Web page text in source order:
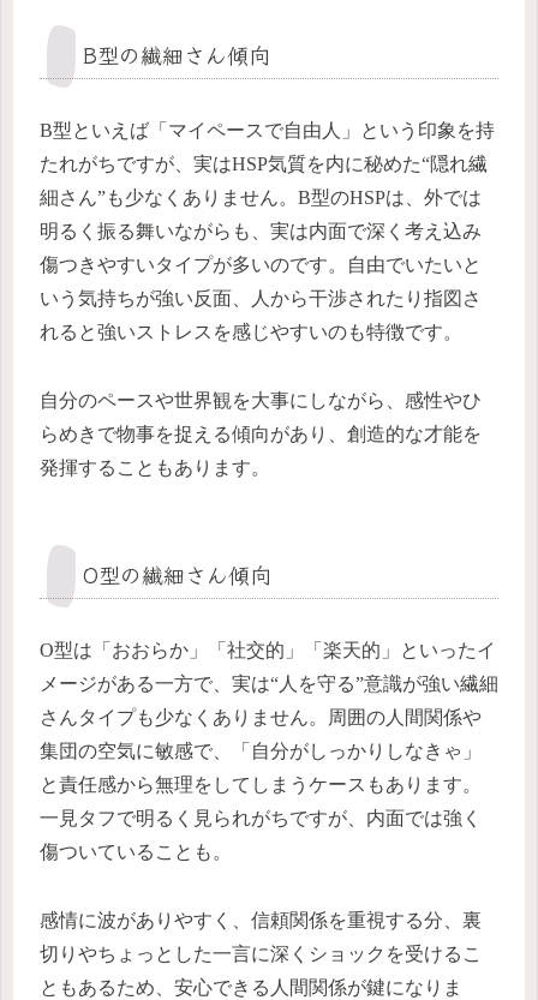
B型の繊細さん傾向
B型といえば「マイペースで自由人」という印象を持
たれがちですが、実はHSP気質を内に秘めた“隠れ繊
細さん”も少なくありません。B型のHSPは、外では
明るく振る舞いながらも、実は内面で深く考え込み
傷つきやすいタイプが多いのです。自由でいたいと
いう気持ちが強い反面、人から干渉されたり指図さ
れると強いストレスを感じやすいのも特徴です。
自分のペースや世界観を大事にしながら、感性やひ
らめきで物事を捉える傾向があり、創造的な才能を
発揮することもあります。
O型の繊細さん傾向
O型は「おおらか」「社交的」「楽天的」といったイ
メージがある一方で、実は“人を守る”意識が強い繊細
さんタイプも少なくありません。周囲の人間関係や
集団の空気に敏感で、「自分がしっかりしなきゃ」
と責任感から無理をしてしまうケースもあります。
一見タフで明るく見られがちですが、内面では強く
傷ついていることも。
感情に波がありやすく、信頼関係を重視する分、裏
切りやちょっとした一言に深くショックを受けるこ
ともあるため、安心できる人間関係が鍵になりま